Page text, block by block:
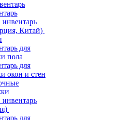
Китай)
для
пола
для
окон и стен
для